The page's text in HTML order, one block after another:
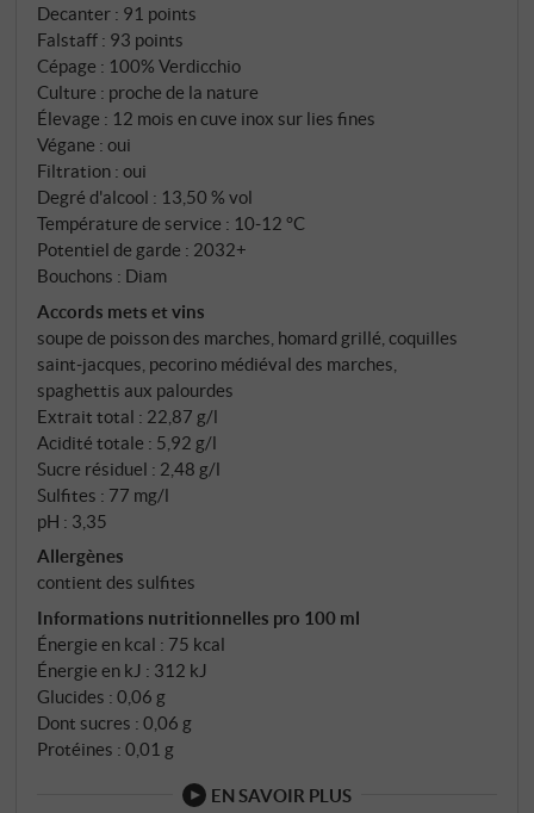
Decanter : 91 points
Falstaff : 93 points
Cépage : 100% Verdicchio
Culture : proche de la nature
Élevage : 12 mois en cuve inox sur lies fines
Végane : oui
Filtration : oui
Degré d'alcool : 13,50 % vol
Température de service : 10‑12 °C
Potentiel de garde : 2032+
Bouchons : Diam
Accords mets et vins
soupe de poisson des marches, homard grillé, coquilles
saint‑jacques, pecorino médiéval des marches,
spaghettis aux palourdes
Extrait total : 22,87 g/l
Acidité totale : 5,92 g/l
Sucre résiduel : 2,48 g/l
Sulfites : 77 mg/l
pH : 3,35
Allergènes
contient des sulfites
Informations nutritionnelles pro 100 ml
Énergie en kcal : 75 kcal
Énergie en kJ : 312 kJ
Glucides : 0,06 g
Dont sucres : 0,06 g
Protéines : 0,01 g
EN SAVOIR PLUS